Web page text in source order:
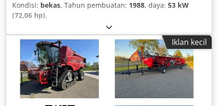
Kondisi: bekas, Tahun pembuatan: 1988, daya: 53 kW
(72,06 hp),
Iklan kecil